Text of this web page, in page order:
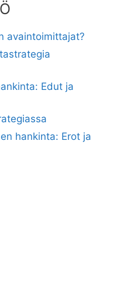
avaintoimittajat?
Edut ja
hankinta: Erot ja